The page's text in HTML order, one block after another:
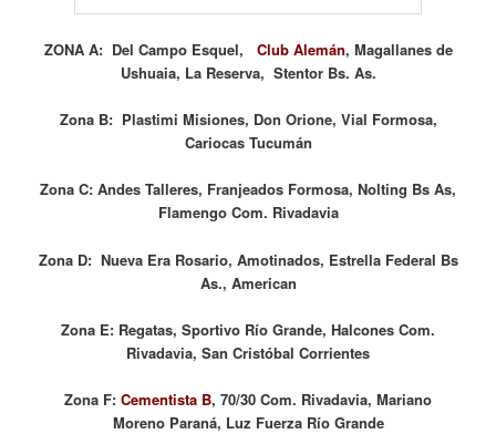
ZONA A: Del Campo Esquel, Club Alemán, Magallanes de
Ushuaia, La Reserva, Stentor Bs. As.
Zona B: Plastimi Misiones, Don Orione, Vial Formosa,
Cariocas Tucumán
Zona C: Andes Talleres, Franjeados Formosa, Nolting Bs As,
Flamengo Com. Rivadavia
Zona D: Nueva Era Rosario, Amotinados, Estrella Federal Bs
As., American
Zona E: Regatas, Sportivo Río Grande, Halcones Com.
Rivadavia, San Cristóbal Corrientes
Zona F: Cementista B, 70/30 Com. Rivadavia, Mariano
Moreno Paraná, Luz Fuerza Río Grande